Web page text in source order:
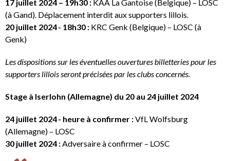
17 juillet 2024 – 19h30 : KAA La Gantoise (Belgique) – LOSC
(à Gand). Déplacement interdit aux supporters lillois.
20 juillet 2024 - 18h30 : KRC Genk (Belgique) – LOSC (à
Genk)
Les dispositions sur les éventuelles ouvertures billetteries pour les
supporters lillois seront précisées par les clubs concernés.
Stage à Iserlohn (Allemagne) du 20 au 24 juillet 2024
24 juillet 2024 - heure à confirmer :VfL Wolfsburg
(Allemagne) – LOSC
30 juillet 2024 :Adversaire à confirmer – LOSC